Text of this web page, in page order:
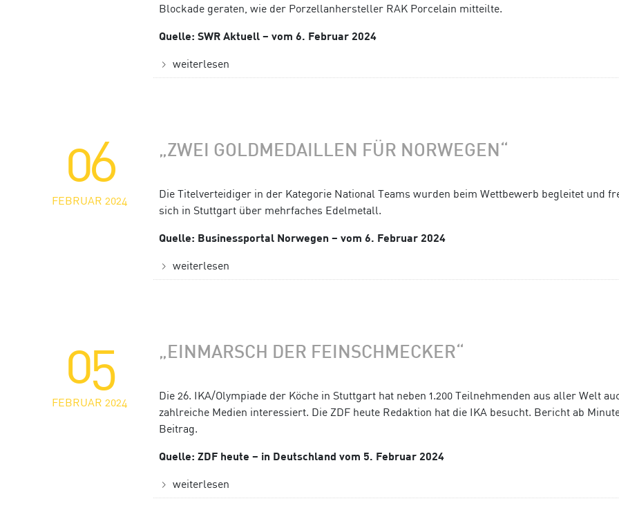
Blockade geraten, wie der Porzellanhersteller RAK Porcelain mitteilte.
Quelle: SWR Aktuell – vom 6. Februar 2024
weiterlesen
06
FEBRUAR 2024
„ZWEI GOLDMEDAILLEN FÜR NORWEGEN“
Die Titelverteidiger in der Kategorie National Teams wurden beim Wettbewerb begleitet und
sich in Stuttgart über mehrfaches Edelmetall.
Quelle: Businessportal Norwegen – vom 6. Februar 2024
weiterlesen
05
FEBRUAR 2024
„EINMARSCH DER FEINSCHMECKER“
Die 26. IKA/Olympiade der Köche in Stuttgart hat neben 1.200 Teilnehmenden aus aller Welt
zahlreiche Medien interessiert. Die ZDF heute Redaktion hat die IKA besucht. Bericht ab
Beitrag.
Quelle: ZDF heute – in Deutschland vom 5. Februar 2024
weiterlesen